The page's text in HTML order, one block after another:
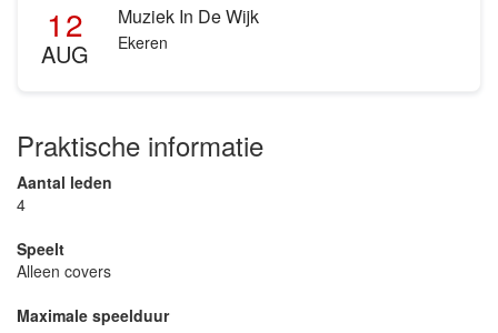
12
AUG
Muziek In De Wijk
Ekeren
Praktische informatie
Aantal leden
4
Speelt
Alleen covers
Maximale speelduur